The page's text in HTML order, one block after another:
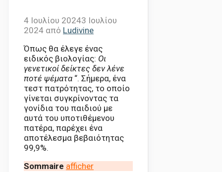
4 Ιουλίου 20243 Ιουλίου
2024 από Ludivine
Όπως θα έλεγε ένας
ειδικός βιολογίας: Οι
γενετικοί δείκτες δεν λένε
ποτέ ψέματα “. Σήμερα, ένα
τεστ πατρότητας, το οποίο
γίνεται συγκρίνοντας τα
γονίδια του παιδιού με
αυτά του υποτιθέμενου
πατέρα, παρέχει ένα
αποτέλεσμα βεβαιότητας
99,9%.
Sommaire afficher